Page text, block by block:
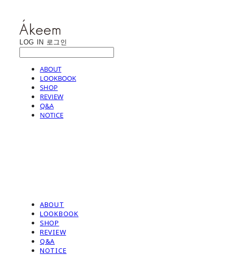
LOG IN 로그인
ABOUT
LOOKBOOK
SHOP
REVIEW
Q&A
NOTICE
ABOUT
LOOKBOOK
SHOP
REVIEW
Q&A
NOTICE